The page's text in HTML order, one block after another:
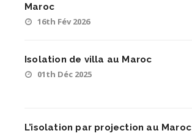
Maroc
16th Fév 2026
Isolation de villa au Maroc
01th Déc 2025
L’isolation par projection au Maroc